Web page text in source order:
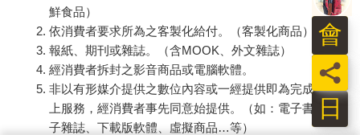
鮮食品）
依消費者要求所為之客製化給付。（客製化商品）
報紙、期刊或雜誌。（含MOOK、外文雜誌）
經消費者拆封之影音商品或電腦軟體。
非以有形媒介提供之數位內容或一經提供即為完成之線
上服務，經消費者事先同意始提供。（如：電子書、電
子雜誌、下載版軟體、虛擬商品…等）
日
員